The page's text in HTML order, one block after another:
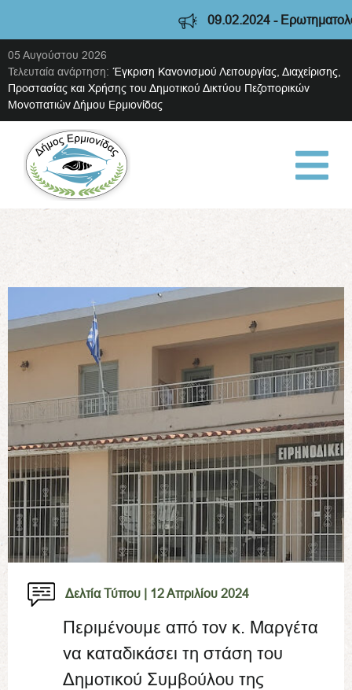
09.02.2024 - Ερωτηματολόγιο
05 Αυγούστου 2026
Τελευταία ανάρτηση: Έγκριση Κανονισμού Λειτουργίας, Διαχείρισης,
Προστασίας και Χρήσης του Δημοτικού Δικτύου Πεζοπορικών
Μονοπατιών Δήμου Ερμιονίδας
Δελτία Τύπου | 12 Απριλίου 2024
Περιμένουμε από τον κ. Μαργέτα
να καταδικάσει τη στάση του
Δημοτικού Συμβούλου της